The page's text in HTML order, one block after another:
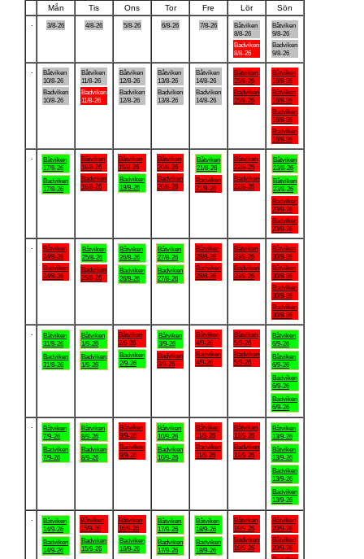
Mån Tis Ons Tor Fre Lör
Sön
3/8-26 4/8-26 5/8-26 6/8-26 7/8-26
Båtviken
8/8-26
Badviken
8/8-26
Båtviken
9/8-26
Badviken
9/8-26
Båtviken
10/8-26
Badviken
10/8-26
Båtviken
11/8-26
Badviken
11/8-26
Båtviken
12/8-26
Badviken
12/8-26
Båtviken
13/8-26
Badviken
13/8-26
Båtviken
14/8-26
Badviken
14/8-26
Båtviken
15/8-26
Badviken
15/8-26
Båtviken
16/8-26
Båtviken
16/8-26
Badviken
16/8-26
Badviken
16/8-26
Båtviken
17/8-26
Badviken
17/8-26
Båtviken
18/8-26
Badviken
18/8-26
Båtviken
19/8-26
Badviken
19/8-26
Båtviken
20/8-26
Badviken
20/8-26
Båtviken
21/8-26
Badviken
21/8-26
Båtviken
22/8-26
Badviken
22/8-26
Båtviken
23/8-26
Båtviken
23/8-26
Badviken
23/8-26
Badviken
23/8-26
Båtviken
24/8-26
Badviken
24/8-26
Båtviken
25/8-26
Badviken
25/8-26
Båtviken
26/8-26
Badviken
26/8-26
Båtviken
27/8-26
Badviken
27/8-26
Båtviken
28/8-26
Badviken
28/8-26
Båtviken
29/8-26
Badviken
29/8-26
Båtviken
30/8-26
Båtviken
30/8-26
Badviken
30/8-26
Badviken
30/8-26
Båtviken
31/8-26
Badviken
31/8-26
Båtviken
1/9-26
Badviken
1/9-26
Båtviken
2/9-26
Badviken
2/9-26
Båtviken
3/9-26
Badviken
3/9-26
Båtviken
4/9-26
Badviken
4/9-26
Båtviken
5/9-26
Badviken
5/9-26
Båtviken
6/9-26
Båtviken
6/9-26
Badviken
6/9-26
Badviken
6/9-26
Båtviken
7/9-26
Badviken
7/9-26
Båtviken
8/9-26
Badviken
8/9-26
Båtviken
9/9-26
Badviken
9/9-26
Båtviken
10/9-26
Badviken
10/9-26
Båtviken
11/9-26
Badviken
11/9-26
Båtviken
12/9-26
Badviken
12/9-26
Båtviken
13/9-26
Båtviken
13/9-26
Badviken
13/9-26
Badviken
13/9-26
Båtviken
14/9-26
Badviken
14/9-26
Båtviken
15/9-26
Badviken
15/9-26
Båtviken
16/9-26
Badviken
16/9-26
Båtviken
17/9-26
Badviken
17/9-26
Båtviken
18/9-26
Badviken
18/9-26
Båtviken
19/9-26
Badviken
19/9-26
Båtviken
20/9-26
Båtviken
20/9-26